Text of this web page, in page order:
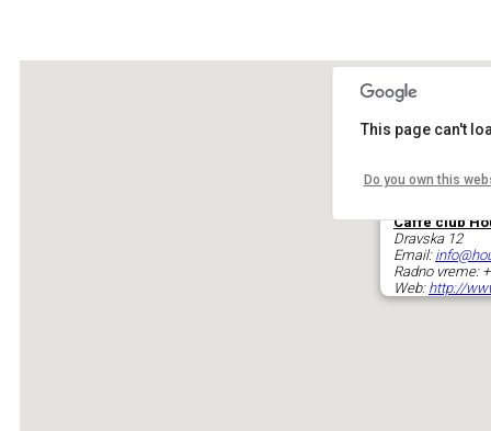
Caffe club
Dravska 12
Email:
Radno vreme:
Web: http://
This page can't
Do you own this